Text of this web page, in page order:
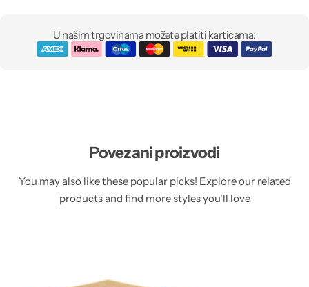
U našim trgovinama možete platiti karticama:
Povezani proizvodi
You may also like these popular picks! Explore our related
products and find more styles you’ll love